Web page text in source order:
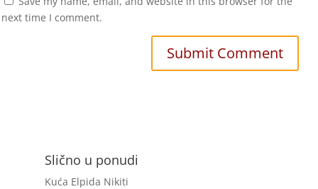
next time I comment.
Slično u ponudi
Kuća Elpida Nikiti